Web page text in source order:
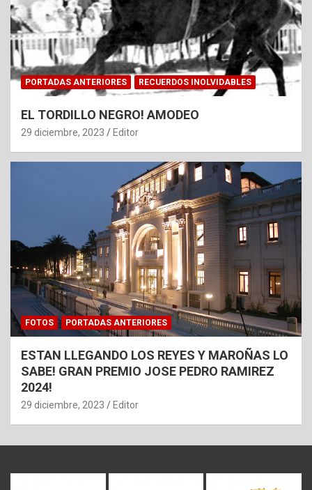
PORTADAS ANTERIORES RECUERDOS INOLVIDABLES
EL TORDILLO NEGRO! AMODEO
29 diciembre, 2023 Editor
FOTOS PORTADAS ANTERIORES
ESTAN LLEGANDO LOS REYES Y MAROÑAS LO
SABE! GRAN PREMIO JOSE PEDRO RAMIREZ
2024!
29 diciembre, 2023 Editor